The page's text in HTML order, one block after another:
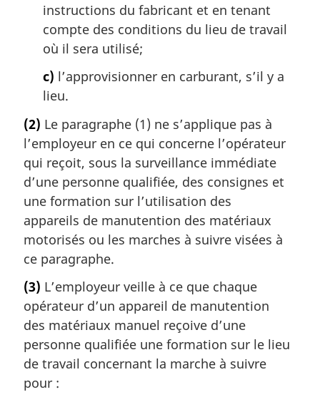
instructions du fabricant et en tenant
compte des conditions du lieu de travail
où il sera utilisé;
c) l’approvisionner en carburant, s’il y a
lieu.
(2) Le paragraphe (1) ne s’applique pas à
l’employeur en ce qui concerne l’opérateur
qui reçoit, sous la surveillance immédiate
d’une personne qualifiée, des consignes et
une formation sur l’utilisation des
appareils de manutention des matériaux
motorisés ou les marches à suivre visées à
ce paragraphe.
(3) L’employeur veille à ce que chaque
opérateur d’un appareil de manutention
des matériaux manuel reçoive d’une
personne qualifiée une formation sur le lieu
de travail concernant la marche à suivre
pour :